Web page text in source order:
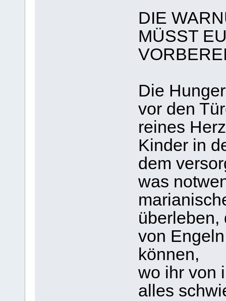
DIE
MÜSST
Die
vor den
reines
Kinder in
dem
was
überleben,
von
können,
wo ihr von
alles